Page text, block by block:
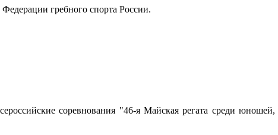
гребного спорта России.
соревнования "46-я Майская регата среди